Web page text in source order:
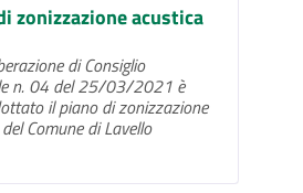
zonizzazione acustica
di Consiglio
n. 04 del 25/03/2021 è
il piano di zonizzazione
Comune di Lavello